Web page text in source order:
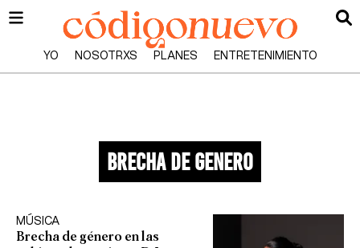
YO NOSOTRXS PLANES ENTRETENIMIENTO
brecha de genero
MÚSICA
Brecha de género en las